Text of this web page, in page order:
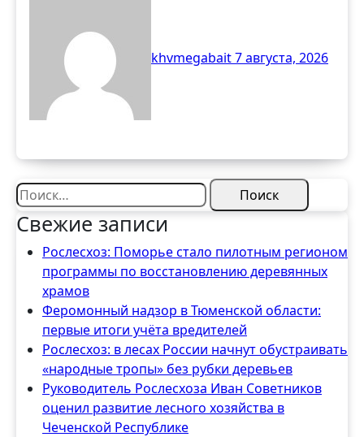
тропы» без рубки
деревьев
khvmegabait7 августа, 2026
Найти:
Свежие записи
Рослесхоз: Поморье стало пилотным регионом
программы по восстановлению деревянных
храмов
Феромонный надзор в Тюменской области:
первые итоги учёта вредителей
Рослесхоз: в лесах России начнут обустраивать
«народные тропы» без рубки деревьев
Руководитель Рослесхоза Иван Советников
оценил развитие лесного хозяйства в
Чеченской Республике